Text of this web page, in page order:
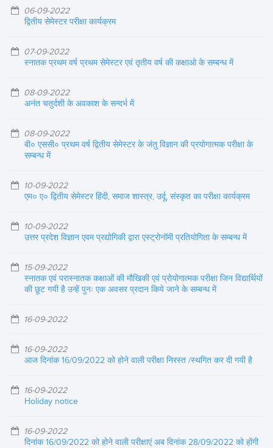
06-09-2022
द्वितीय सेमेस्टर परीक्षा कार्यक्रम
07-09-2022
स्नातक प्रथम वर्ष प्रथम सेमेस्टर एवं तृतीय वर्ष की कक्षाओ के सम्बन्ध में
08-09-2022
अनंत चतुर्दशी के अवकाश के सन्दर्भ में
08-09-2022
बी० एससी० प्रथम वर्ष द्वितीय सेमेस्टर के जंतु विज्ञान की प्रयोगात्मक परीक्षा के
सम्बन्ध में
10-09-2022
एम० ए० द्वितीय सेमेस्टर हिंदी, समाज शास्त्र, उर्दू, संस्कृत का परीक्षा कार्यक्रम
10-09-2022
उत्तर प्रदेश विज्ञान एवम प्रद्योगिकी द्वारा एस्ट्रोनॉमी प्रतियोगिता के सम्बन्ध में
15-09-2022
स्नातक एवं परास्नातक कक्षाओं की मौखिकी एवं प्रोयोगात्मक परीक्षा जिन विद्यार्थियों
की छूट गयी है उन्हें पुनः एक अवसर प्रदान किये जाने के सम्बन्ध में
16-09-2022
16-09-2022
आज दिनांक 16/09/2022 को होने वाली परीक्षा निरस्त /स्थगित कर दी गयी है
16-09-2022
Holiday notice
16-09-2022
दिनांक 16/09/2022 को होने वाली परीक्षाएं अब दिनांक 28/09/2022 को होंगी